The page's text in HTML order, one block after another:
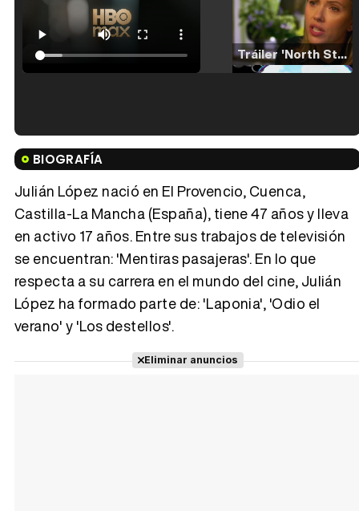
Tráiler 'North Star' (2023)
Tráiler en español de 'La isla olvidada'
Tráiler 'Vida perra' (2026)
BIOGRAFÍA
Julián López nació en El Provencio, Cuenca,
Castilla-La Mancha (España), tiene 47 años y lleva
en activo 17 años. Entre sus trabajos de televisión
se encuentran: 'Mentiras pasajeras'. En lo que
respecta a su carrera en el mundo del cine, Julián
López ha formado parte de: 'Laponia', 'Odio el
verano' y 'Los destellos'.
Eliminar anuncios